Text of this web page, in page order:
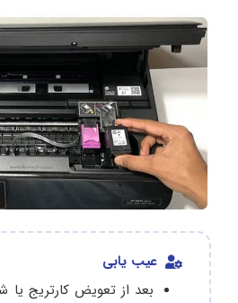
عیب یابی
بعد از تعویض کارتریج یا